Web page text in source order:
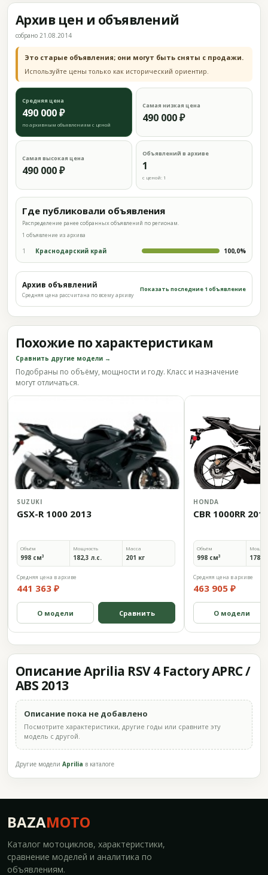
Архив цен и объявлений
собрано 21.08.2014
Это старые объявления; они могут быть сняты с продажи.
Используйте цены только как исторический ориентир.
Средняя цена
490 000 ₽
по архивным объявлениям с ценой
Самая низкая цена
490 000 ₽
Самая высокая цена
490 000 ₽
Объявлений в архиве
1
с ценой: 1
Где публиковали объявления
Распределение ранее собранных объявлений по регионам.
1 объявление из архива
1 Краснодарский край 100,0%
Архив объявлений
Средняя цена рассчитана по всему архиву
Показать последние 1 объявление
Похожие по характеристикам
Сравнить другие модели →
Подобраны по объёму, мощности и году. Класс и назначение
могут отличаться.
SUZUKI
GSX-R 1000 2013
Объём
998 см³
Мощность
182,3 л.с.
Масса
201 кг
Средняя цена в архиве
441 363 ₽
О модели Сравнить
HONDA
CBR 1000RR
Объём
998 см³ 178
Средняя цена в архиве
463 905 ₽
О модели
Описание Aprilia RSV 4 Factory APRC /
ABS 2013
Описание пока не добавлено
Посмотрите характеристики, другие годы или сравните эту
модель с другой.
Другие модели Aprilia в каталоге
BAZAMOTO
Каталог мотоциклов, характеристики,
сравнение моделей и аналитика по
объявлениям.